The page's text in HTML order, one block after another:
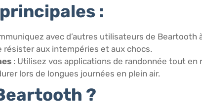
:
avec d’autres utilisateurs de Beartooth
résister aux intempéries et aux chocs.
: Utilisez vos applications de randonnée tout en
lors de longues journées en plein air.
?